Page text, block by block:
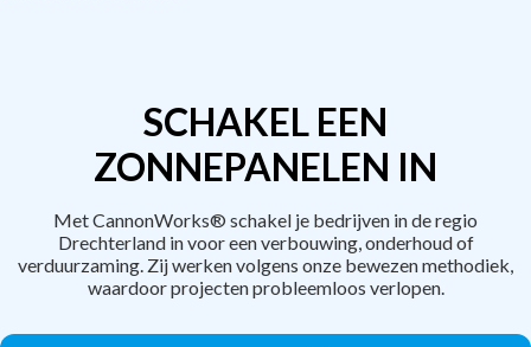
SCHAKEL EEN
ZONNEPANELEN IN
Met CannonWorks® schakel je bedrijven in de regio
Drechterland in voor een verbouwing, onderhoud of
verduurzaming. Zij werken volgens onze bewezen methodiek,
waardoor projecten probleemloos verlopen.